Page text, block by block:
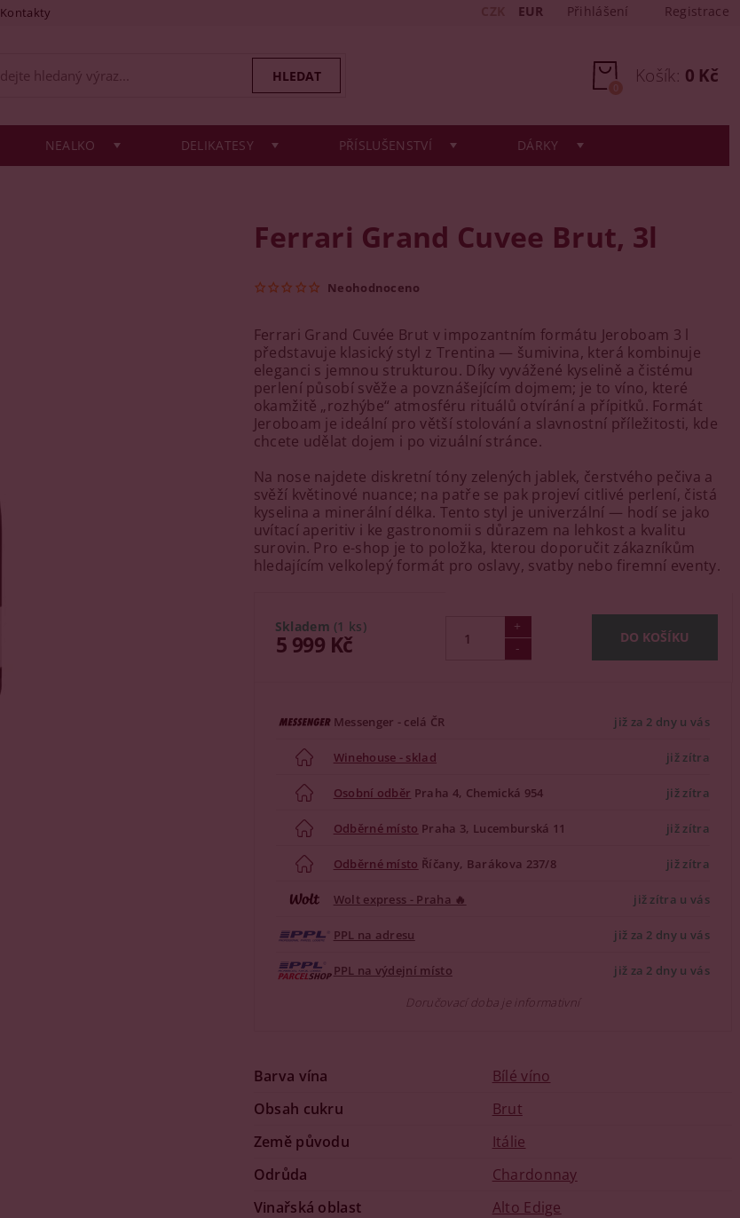
Kontakty EUR Přihlášení Registrace
Košík: 0 Kč
0
NEALKO DELIKATESY PŘÍSLUŠENSTVÍ DÁRKY
Ferrari Grand Cuvee Brut, 3l
Neohodnoceno
Ferrari Grand Cuvée Brut v impozantním formátu Jeroboam 3 l
představuje klasický styl z Trentina — šumivina, která kombinuje
eleganci s jemnou strukturou. Díky vyvážené kyselině a čistému
perlení působí svěže a povznášejícím dojmem; je to víno, které
okamžitě „rozhýbe“ atmosféru rituálů otvírání a přípitků. Formát
Jeroboam je ideální pro větší stolování a slavnostní příležitosti, kde
chcete udělat dojem i po vizuální stránce.
Na nose najdete diskret­ní tóny zelených jablek, čerstvého pečiva a
svěží květinové nuance; na patře se pak projeví citlivé perlení, čistá
kyselina a minerální délka. Tento styl je univerzální — hodí se jako
uvítací aperitiv i ke gastronomii s důrazem na lehkost a kvalitu
surovin. Pro e-shop je to položka, kterou doporučit zákazníkům
hledajícím velkolepý formát pro oslavy, svatby nebo firemní eventy.
Skladem (1 ks)
5 999 Kč
Messenger - celá ČR již za 2 dny u vás
Winehouse - sklad již zítra
Osobní odběr Praha 4, Chemická 954 již zítra
Odběrné místo Praha 3, Lucemburská 11 již zítra
Odběrné místo Říčany, Barákova 237/8 již zítra
Wolt express - Praha 🔥 již zítra u vás
PPL na adresu již za 2 dny u vás
PPL na výdejní místo
již za 2 dny u vás
Doručovací doba je informativní
Barva vína
Bílé víno
Obsah cukru
Brut
Země původu
Itálie
Odrůda
Chardonnay
Vinařská oblast
Alto Edige